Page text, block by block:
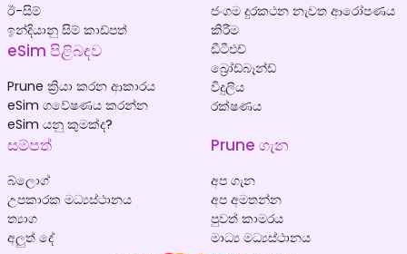
ඊ-සිම්
ඉන්දියානු සිම් කාඩ්පත්
eSim පිළිබඳව
Prune ක්‍රියා කරන ආකාරය
eSim ගවේෂණය කරන්න
eSim යනු කුමක්ද?
ජංගම දුරකථන නැවත ආරෝපණය
කිරීම
ඩීටීඑච්
බ්‍රෝඩ්බෑන්ඩ්
විදුලිය
රක්ෂණය
සම්පත්
බ්ලොග්
උපකාරක මධ්‍යස්ථානය
ත්‍යාග
අලුත් දේ
Prune ගැන
අප ගැන
අප අමතන්න
පුවත් කාමරය
මාධ්‍ය මධ්‍යස්ථානය